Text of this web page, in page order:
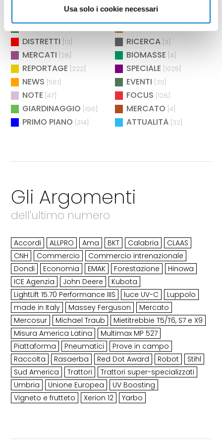
Usa solo i cookie necessari
BIOENERGIA MANIFESTAZIONI
AMBIENTE [12] TECNICA [283]
DISTRETTI [13] RICERCA [3]
MERCATI [28] BIOMASSE [4]
REPORTAGE [222] SPECIALE [1025]
NEWS [581] EVENTI [30]
NOTE [47] FOCUS [126]
GIARDINAGGIO [196] MERCATO [4]
PRIMO PIANO [314] ATTUALITÀ [32]
Gli Argomenti
dell'ultimo numero
Accordi ALLPRO Ama BKT Calabria
CLAAS
CNH
Commercio
Commercio intrenazionale
Dondi
Economia EMAK Forestazione
Hinowa
ICE Agenzia
John Deere
Kubota
LightLift 15.70 Performance IIIS
luce UV-C
Luppolo
made in Italy
Massey Ferguson
Mercato
Mercosur
Michael Traub
Mietitrebbie T5/T6, S7 e X9
Misura America Latina
Multimax MP 527
Piattaforma
Pneumatici
Prove in campo
Raccolta
Rasaerba Red Dot Award Robot
Stihl
Sud America
Trattori
Trattori super-specializzati
Umbria
Unione Europea
UV Boosting
Vigneto e frutteto
Xerion 12 Yarbo